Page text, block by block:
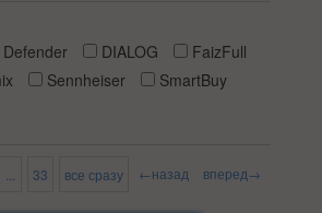
Defender DIALOG
FaizFull
Sennheiser
SmartBuy
33 все сразу ←назад вперед→